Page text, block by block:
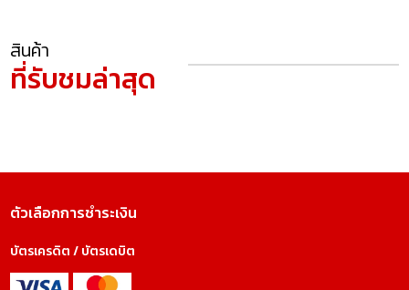
สินค้า
ที่รับชมล่าสุด
ตัวเลือกการชำระเงิน
บัตรเครดิต / บัตรเดบิต